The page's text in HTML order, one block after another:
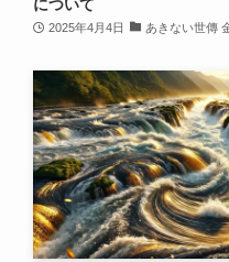
について
2025年4月4日 あきない世傳